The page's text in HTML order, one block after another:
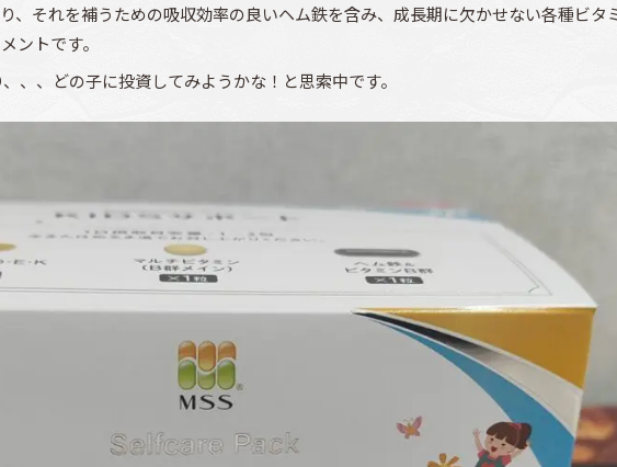
、それを補うための吸収効率の良いヘム鉄を含み、成長期に欠かせない各種ビタ
ントです。
、、どの子に投資してみようかな！と思索中です。